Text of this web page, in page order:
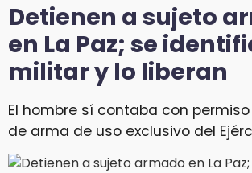
Detienen a sujeto
en La Paz; se
militar y lo liberan
El hombre sí contaba con
de arma de uso exclusivo del